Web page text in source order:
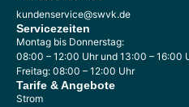
kundenservice@swvk.de
Servicezeiten
Montag bis Donnerstag:
08:00 – 12:00 Uhr und 13:00 – 16:00
Freitag: 08:00 – 12:00 Uhr
Tarife & Angebote
Strom